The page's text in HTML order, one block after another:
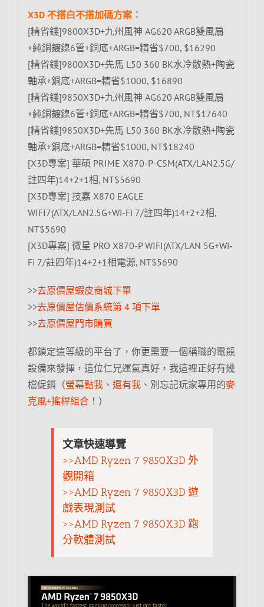
X3D 不搭白不搭加碼方案：
[精省錢]9800X3D+九州風神 AG620 ARGB雙風扇
+純銅鍍鎳6管+銅底+ARGB=精省$700, $16290
[精省錢]9800X3D+先馬 L50 360 BK水冷散熱+陶瓷
軸承+銅底+ARGB=精省$1000, $16890
[精省錢]9850X3D+九州風神 AG620 ARGB雙風扇
+純銅鍍鎳6管+銅底+ARGB=精省$700, NT$17640
[精省錢]9850X3D+先馬 L50 360 BK水冷散熱+陶瓷
軸承+銅底+ARGB=精省$1000, NT$18240
[X3D專案] 華碩 PRIME X870-P-CSM(ATX/LAN2.5G/
註四年)14+2+1相, NT$5690
[X3D專案] 技嘉 X870 EAGLE
WIFI7(ATX/LAN2.5G+Wi-Fi 7/註四年)14+2+2相,
NT$5690
[X3D專案] 微星 PRO X870-P WIFI(ATX/LAN 5G+Wi-
Fi 7/註四年)14+2+1相電源, NT$5690
>>去原價屋蝦皮商城下單
>>去原價屋估價系統第 4 項下單
>>去原價屋門市購買
都鎖定這等級的平台了，你更需要一個稱職的電競
設備來發揮，這位仁兄運氣真好，我這裡正好有幾
檔促銷（螢幕點我、 還有我、別忘記玩家專用的麥
克風+搖桿組合！）
文章快速導覽
>>AMD Ryzen 7 9850X3D 外
觀開箱
>>AMD Ryzen 7 9850X3D 遊
戲表現測試
>>AMD Ryzen 7 9850X3D 跑
分軟體測試